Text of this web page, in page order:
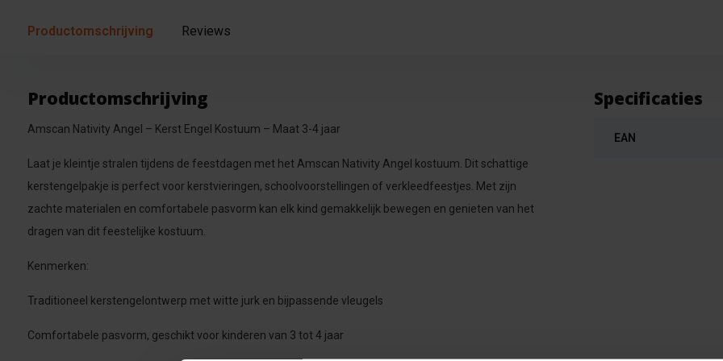
Productomschrijving Reviews
Productomschrijving
Amscan Nativity Angel – Kerst Engel Kostuum – Maat 3-4 jaar
Laat je kleintje stralen tijdens de feestdagen met het Amscan Nativity Angel kostuum. Dit schattige
kerstengelpakje is perfect voor kerstvieringen, schoolvoorstellingen of verkleedfeestjes. Met zijn
zachte materialen en comfortabele pasvorm kan elk kind gemakkelijk bewegen en genieten van het
dragen van dit feestelijke kostuum.
Kenmerken:
Traditioneel kerstengelontwerp met witte jurk en bijpassende vleugels
Comfortabele pasvorm, geschikt voor kinderen van 3 tot 4 jaar
Specificaties
EAN